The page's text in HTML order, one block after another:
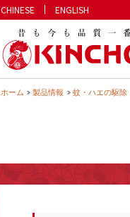
CHINESE ENGLISH
ホーム 製品情報 蚊・ハエの駆除